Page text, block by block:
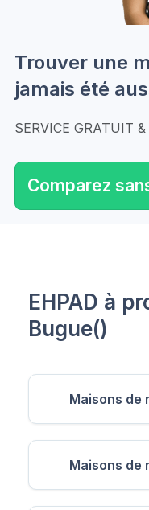
Trouver une
jamais été
SERVICE GRATUIT
Comparez
EHPAD à
Bugue()
Maisons de
Maisons de